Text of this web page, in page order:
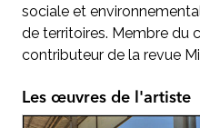
sociale et
de territoires. Membre du
contributeur de la revue
Les œuvres de l'artiste